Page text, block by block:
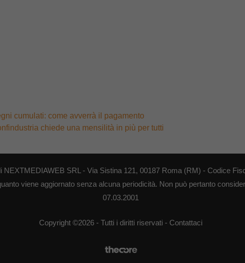
cumulati: come avverrà il pagamento
chiede una mensilità in più per tutti
NEXTMEDIAWEB SRL - Via Sistina 121, 00187 Roma (RM) - Codice
viene aggiornato senza alcuna periodicità. Non può pertanto
07.03.2001
Copyright ©2026 - Tutti i diritti riservati - Contattaci